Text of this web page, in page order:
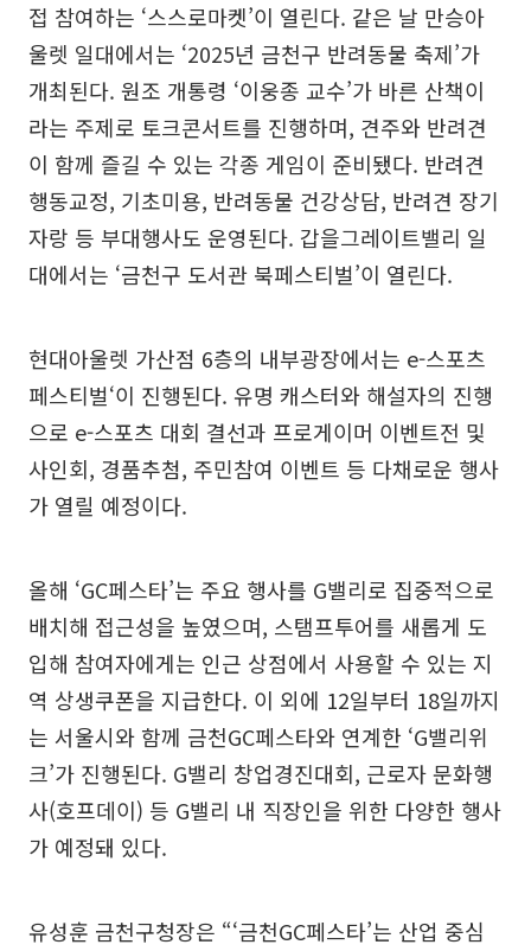
접 참여하는 ‘스스로마켓’이 열린다. 같은 날 만승아
울렛 일대에서는 ‘2025년 금천구 반려동물 축제’가
개최된다. 원조 개통령 ‘이웅종 교수’가 바른 산책이
라는 주제로 토크콘서트를 진행하며, 견주와 반려견
이 함께 즐길 수 있는 각종 게임이 준비됐다. 반려견
행동교정, 기초미용, 반려동물 건강상담, 반려견 장기
자랑 등 부대행사도 운영된다. 갑을그레이트밸리 일
대에서는 ‘금천구 도서관 북페스티벌’이 열린다.
현대아울렛 가산점 6층의 내부광장에서는 e-스포츠
페스티벌‘이 진행된다. 유명 캐스터와 해설자의 진행
으로 e-스포츠 대회 결선과 프로게이머 이벤트전 및
사인회, 경품추첨, 주민참여 이벤트 등 다채로운 행사
가 열릴 예정이다.
올해 ‘GC페스타’는 주요 행사를 G밸리로 집중적으로
배치해 접근성을 높였으며, 스탬프투어를 새롭게 도
입해 참여자에게는 인근 상점에서 사용할 수 있는 지
역 상생쿠폰을 지급한다. 이 외에 12일부터 18일까지
는 서울시와 함께 금천GC페스타와 연계한 ‘G밸리위
크’가 진행된다. G밸리 창업경진대회, 근로자 문화행
사(호프데이) 등 G밸리 내 직장인을 위한 다양한 행사
가 예정돼 있다.
유성훈 금천구청장은 “‘금천GC페스타’는 산업 중심